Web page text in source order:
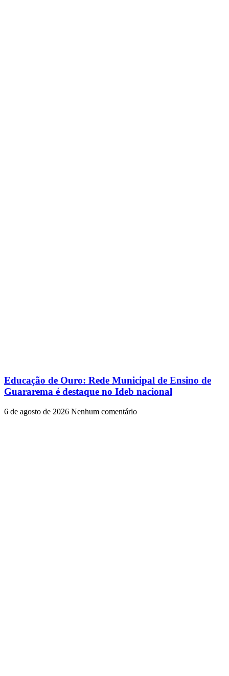
Educação de Ouro: Rede Municipal de Ensino de
Guararema é destaque no Ideb nacional
6 de agosto de 2026 Nenhum comentário